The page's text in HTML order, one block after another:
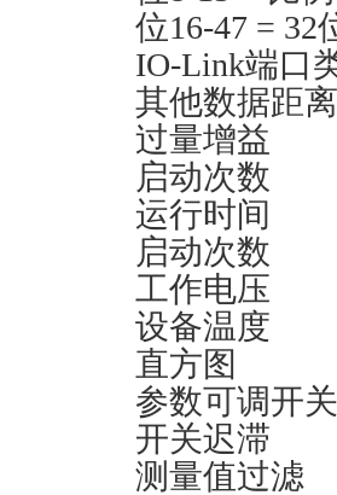
位16-47 = 32
IO-Link端口
其他数据距离
过量增益
启动次数
运行时间
启动次数
工作电压
设备温度
直方图
参数可调开
开关迟滞
测量值过滤